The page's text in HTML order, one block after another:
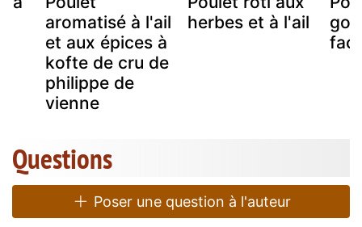
aromatisé à l'ail
et aux épices à
kofte de cru de
philippe de
vienne
herbes et à l'ail
Questions
Poser une question à l'auteur